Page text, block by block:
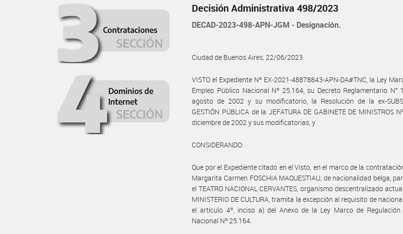
Decisión Administrativa 498/2023
DECAD-2023-498-APN-JGM - Designación.
Ciudad de Buenos Aires, 22/06/2023
VISTO el Expediente Nº EX-2021-48878843-APN-DA#TNC, la Ley
Empleo Público Nacional Nº 25.164, su Decreto Reglamentario
agosto de 2002 y su modificatorio, la Resolución de la ex-
GESTIÓN PÚBLICA de la JEFATURA DE GABINETE DE MINISTROS
diciembre de 2002 y sus modificatorias, y
CONSIDERANDO:
Que por el Expediente citado en el Visto, en el marco de la
Margarita Carmen FOSCHIA MAQUESTIAU, de nacionalidad belga,
el TEATRO NACIONAL CERVANTES, organismo descentralizado
MINISTERIO DE CULTURA, tramita la excepción al requisito de
el artículo 4º, inciso a) del Anexo de la Ley Marco de Regulación
Nacional Nº 25.164.